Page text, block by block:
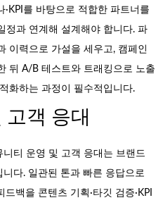
·KPI를 바탕으로 적합한 파트너를
정과 연계해 설계해야 합니다. 파
이력으로 가설을 세우고, 캠페인
뒤 A/B 테스트와 트래킹으로 노출
화하는 과정이 필수적입니다.
객 응대
티 운영 및 고객 응대는 브랜드
다. 일관된 톤과 빠른 응답으로
백을 콘텐츠 기획·타깃 검증·KPI